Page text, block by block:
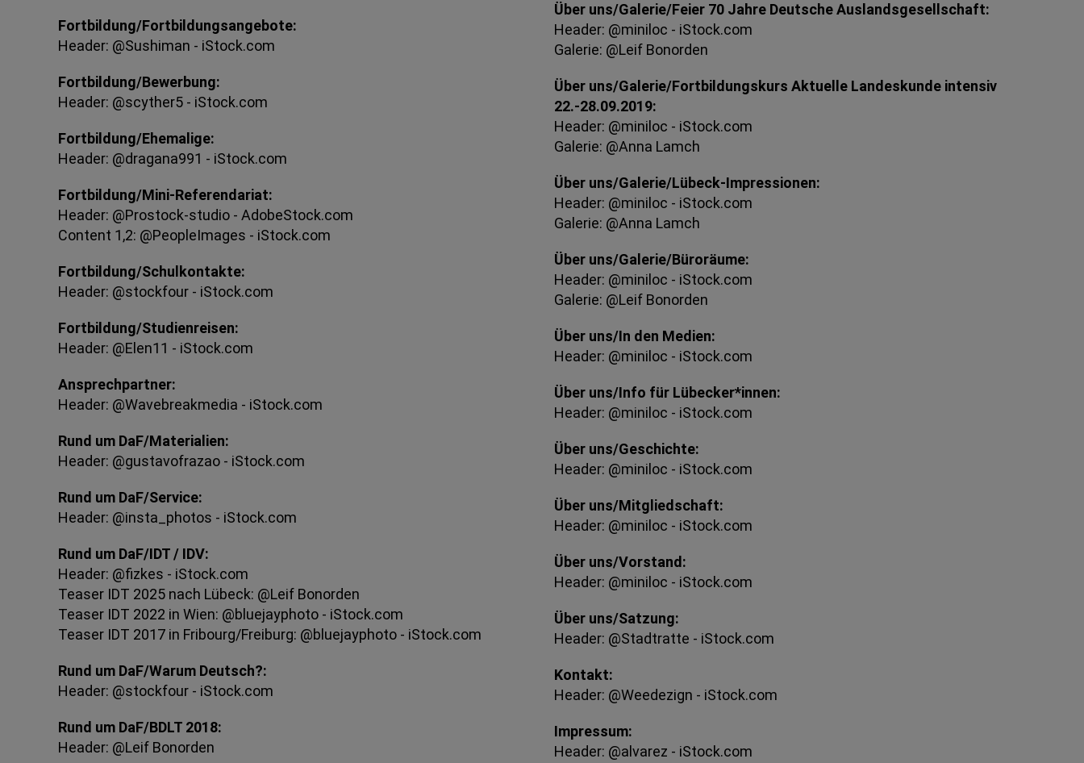
Fortbildung/Fortbildungsangebote:
Header: @Sushiman - iStock.com
Fortbildung/Bewerbung:
Header: @scyther5 - iStock.com
Fortbildung/Ehemalige:
Header: @dragana991 - iStock.com
Fortbildung/Mini-Referendariat:
Header: @Prostock-studio - AdobeStock.com
Content 1,2: @PeopleImages - iStock.com
Fortbildung/Schulkontakte:
Header: @stockfour - iStock.com
Fortbildung/Studienreisen:
Header: @Elen11 - iStock.com
Ansprechpartner:
Header: @Wavebreakmedia - iStock.com
Rund um DaF/Materialien:
Header: @gustavofrazao - iStock.com
Rund um DaF/Service:
Header: @insta_photos - iStock.com
Rund um DaF/IDT / IDV:
Header: @fizkes - iStock.com
Teaser IDT 2025 nach Lübeck: @Leif Bonorden
Teaser IDT 2022 in Wien: @bluejayphoto - iStock.com
Teaser IDT 2017 in Fribourg/Freiburg: @bluejayphoto - iStock.com
Rund um DaF/Warum Deutsch?:
Header: @stockfour - iStock.com
Rund um DaF/BDLT 2018:
Header: @Leif Bonorden
Über uns/Galerie/Feier 70 Jahre Deutsche Auslandsgesellschaft:
Header: @miniloc - iStock.com
Galerie: @Leif Bonorden
Über uns/Galerie/Fortbildungskurs Aktuelle Landeskunde intensiv
22.-28.09.2019:
Header: @miniloc - iStock.com
Galerie: @Anna Lamch
Über uns/Galerie/Lübeck-Impressionen:
Header: @miniloc - iStock.com
Galerie: @Anna Lamch
Über uns/Galerie/Büroräume:
Header: @miniloc - iStock.com
Galerie: @Leif Bonorden
Über uns/In den Medien:
Header: @miniloc - iStock.com
Über uns/Info für Lübecker*innen:
Header: @miniloc - iStock.com
Über uns/Geschichte:
Header: @miniloc - iStock.com
Über uns/Mitgliedschaft:
Header: @miniloc - iStock.com
Über uns/Vorstand:
Header: @miniloc - iStock.com
Über uns/Satzung:
Header: @Stadtratte - iStock.com
Kontakt:
Header: @Weedezign - iStock.com
Impressum:
Header: @alvarez - iStock.com